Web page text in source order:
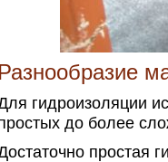
Разнообразие
гидроизоляции
до более
простая